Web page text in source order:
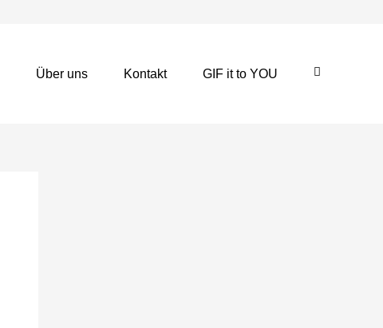
Über uns Kontakt GIF it to YOU